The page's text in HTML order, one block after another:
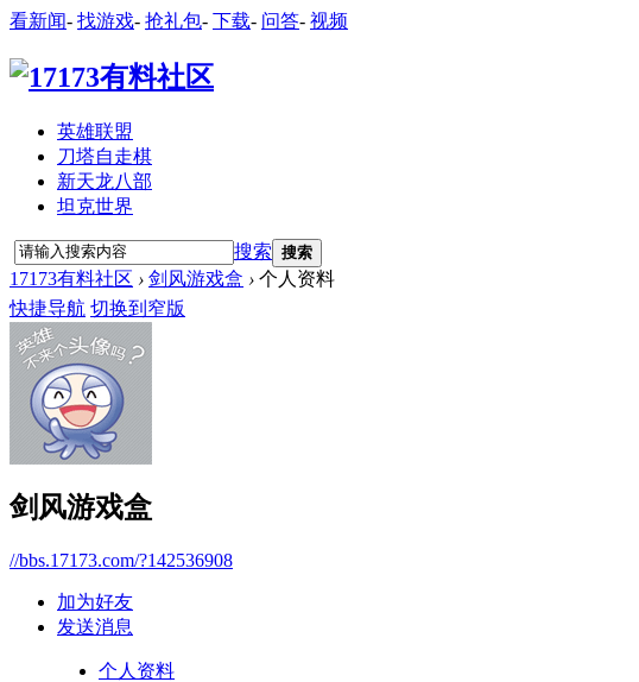
看新闻- 找游戏- 抢礼包- 下载- 问答- 视频
英雄联盟
刀塔自走棋
新天龙八部
坦克世界
搜索 搜索
17173有料社区 › 剑风游戏盒 › 个人资料
快捷导航 切换到窄版
剑风游戏盒
//bbs.17173.com/?142536908
加为好友
发送消息
个人资料